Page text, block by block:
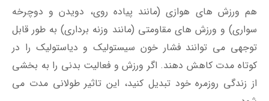
هم ورزش های هوازی (مانند پیاده روی، دویدن و دوچرخه
سواری) و ورزش های مقاومتی (مانند وزنه برداری) به طور قابل
توجهی می توانند فشار خون سیستولیک و دیاستولیک را در
کوتاه مدت کاهش دهند. اگر ورزش و فعالیت بدنی را به بخشی
از زندگی روزمره خود تبدیل کنید، این تاثیر طولانی مدت می